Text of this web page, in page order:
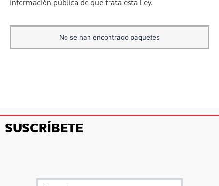
información pública de que trata esta Ley.
No se han encontrado paquetes
SUSCRÍBETE